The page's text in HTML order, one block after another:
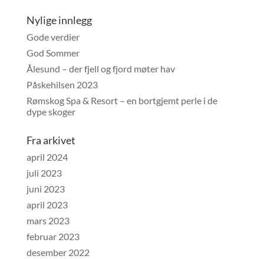
Nylige innlegg
Gode verdier
God Sommer
Ålesund – der fjell og fjord møter hav
Påskehilsen 2023
Rømskog Spa & Resort – en bortgjemt perle i de
dype skoger
Fra arkivet
april 2024
juli 2023
juni 2023
april 2023
mars 2023
februar 2023
desember 2022